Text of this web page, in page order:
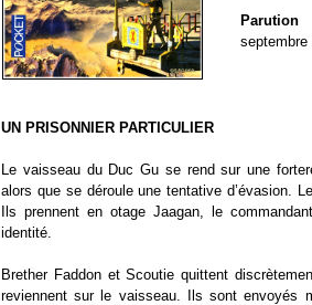
Parution
septembre
UN PRISONNIER PARTICULIER
Le vaisseau du Duc Gu se rend sur une
alors que se déroule une tentative d’évasion.
Ils prennent en otage Jaagan, le
identité.
Brether Faddon et Scoutie quittent
reviennent sur le vaisseau. Ils sont envoyés